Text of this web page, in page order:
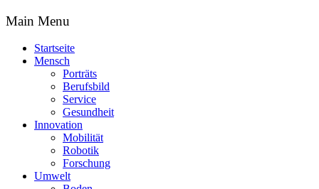
Main Menu
Startseite
Mensch
Porträts
Berufsbild
Service
Gesundheit
Innovation
Mobilität
Robotik
Forschung
Umwelt